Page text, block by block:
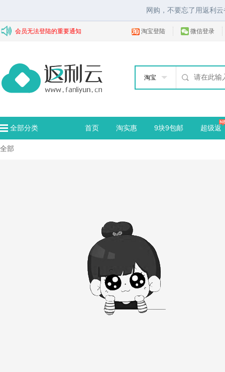
网购，不要忘了用返利
会员无法登陆的重要通知 淘宝登陆 微信登录
淘宝
全部分类 首页 淘实惠 9块9包邮 超级返
全部